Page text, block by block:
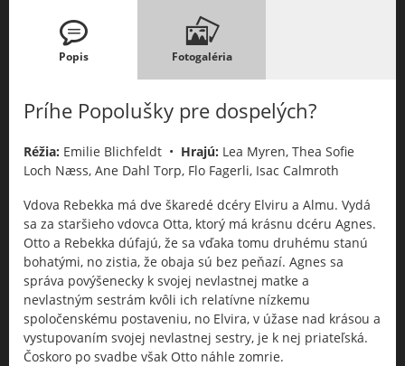
Popis Fotogaléria
Príhe Popolušky pre dospelých?
Réžia: Emilie Blichfeldt • Hrajú: Lea Myren, Thea Sofie
Loch Næss, Ane Dahl Torp, Flo Fagerli, Isac Calmroth
Vdova Rebekka má dve škaredé dcéry Elviru a Almu. Vydá
sa za staršieho vdovca Otta, ktorý má krásnu dcéru Agnes.
Otto a Rebekka dúfajú, že sa vďaka tomu druhému stanú
bohatými, no zistia, že obaja sú bez peňazí. Agnes sa
správa povýšenecky k svojej nevlastnej matke a
nevlastným sestrám kvôli ich relatívne nízkemu
spoločenskému postaveniu, no Elvira, v úžase nad krásou a
vystupovaním svojej nevlastnej sestry, je k nej priateľská.
Čoskoro po svadbe však Otto náhle zomrie.